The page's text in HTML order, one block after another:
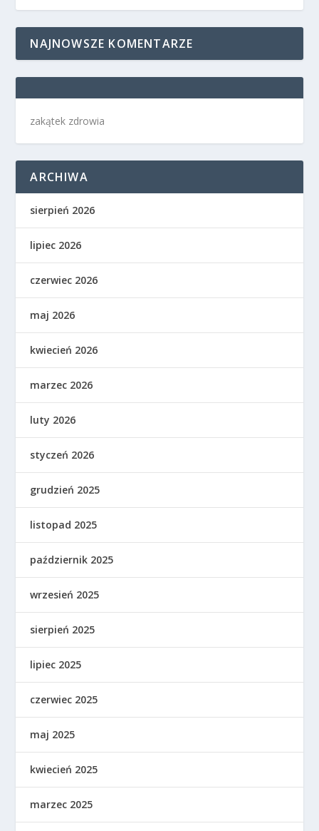
NAJNOWSZE KOMENTARZE
zakątek zdrowia
ARCHIWA
sierpień 2026
lipiec 2026
czerwiec 2026
maj 2026
kwiecień 2026
marzec 2026
luty 2026
styczeń 2026
grudzień 2025
listopad 2025
październik 2025
wrzesień 2025
sierpień 2025
lipiec 2025
czerwiec 2025
maj 2025
kwiecień 2025
marzec 2025